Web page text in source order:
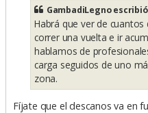
GambadiLegno
Habrá que ver de cuantos
correr una vuelta e ir
hablamos de
carga seguidos de uno
zona.
Fíjate que el descanos va en